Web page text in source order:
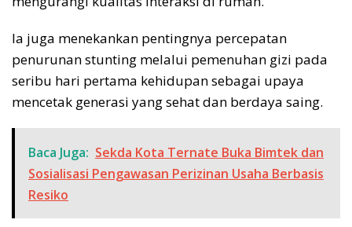
Ia juga menekankan pentingnya percepatan
penurunan stunting melalui pemenuhan gizi pada
seribu hari pertama kehidupan sebagai upaya
mencetak generasi yang sehat dan berdaya saing.
Baca Juga: Sekda Kota Ternate Buka Bimtek dan
Sosialisasi Pengawasan Perizinan Usaha Berbasis
Resiko